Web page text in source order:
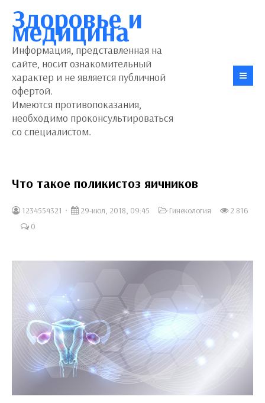
Здоровье и
медицина
Информация, представленная на
сайте, носит ознакомительный
характер и не является публичной
офертой.
Имеются противопоказания,
необходимо проконсультироваться
со специалистом.
Что такое поликистоз яичников
1234554321 29-июл, 2018, 09:45 Гинекология
2 816
0